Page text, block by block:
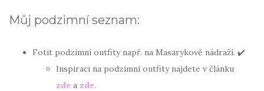
Můj podzimní seznam:
Fotit podzimní outfity např. na Masarykově nádraží. ✔️
Inspiraci na podzimní outfity najdete v článku
zde a zde.